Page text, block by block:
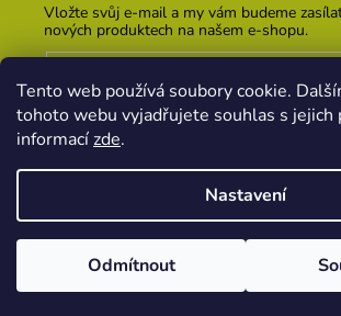
Tento web používá soubory cookie.
tohoto webu vyjadřujete souhlas s jejich
informacízde.
Nastavení
Odmítnout
Vložte svůj e-mail a my vám budeme
nových produktech na našem e-shopu.
Vložením e-mailu souhlasíte s
osobních údajů
PŘIHLÁSIT SE
Vytvořil Shoptet
práva vyhrazena.